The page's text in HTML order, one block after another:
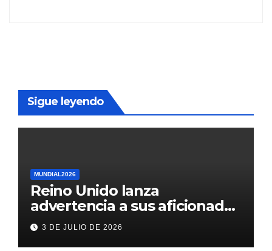
Sigue leyendo
MUNDIAL2026
Reino Unido lanza
advertencia a sus aficionados
antes del México vs
Inglaterra en el Mundial 2026
3 DE JULIO DE 2026